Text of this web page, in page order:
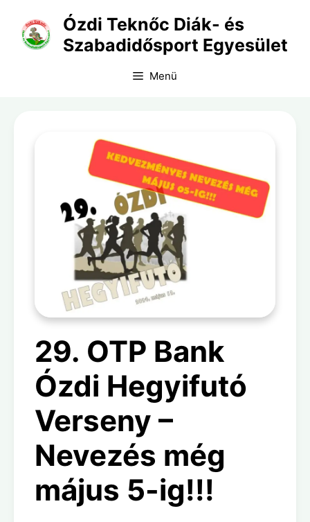
tartalomba
Ózdi Teknőc Diák- és
Szabadidősport Egyesület
Menü
29. OTP Bank
Ózdi Hegyifutó
Verseny –
Nevezés még
május 5-ig!!!